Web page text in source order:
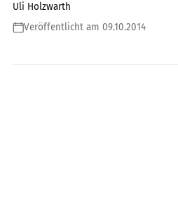
Uli Holzwarth
Veröffentlicht am 09.10.2014